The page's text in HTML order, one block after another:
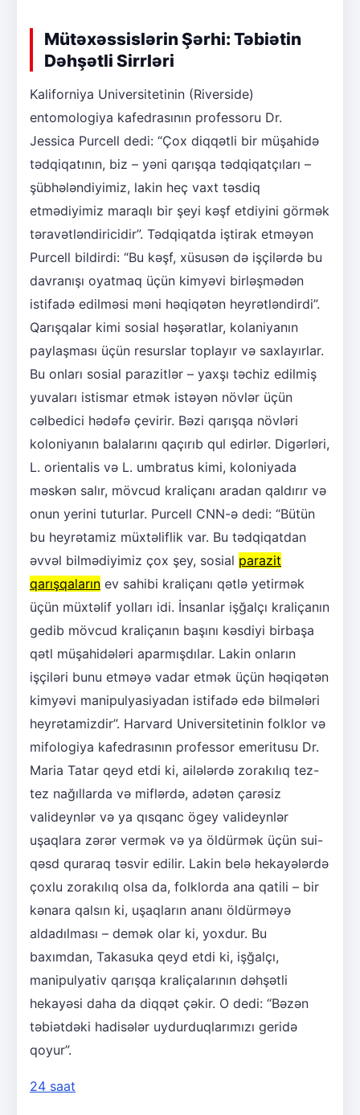
Mütəxəssislərin Şərhi: Təbiətin
Dəhşətli Sirrləri
Kaliforniya Universitetinin (Riverside)
entomologiya kafedrasının professoru Dr.
Jessica Purcell dedi: “Çox diqqətli bir müşahidə
tədqiqatının, biz – yəni qarışqa tədqiqatçıları –
şübhələndiyimiz, lakin heç vaxt təsdiq
etmədiyimiz maraqlı bir şeyi kəşf etdiyini görmək
təravətləndiricidir”. Tədqiqatda iştirak etməyən
Purcell bildirdi: “Bu kəşf, xüsusən də işçilərdə bu
davranışı oyatmaq üçün kimyəvi birləşmədən
istifadə edilməsi məni həqiqətən heyrətləndirdi”.
Qarışqalar kimi sosial həşəratlar, kolaniyanın
paylaşması üçün resurslar toplayır və saxlayırlar.
Bu onları sosial parazitlər – yaxşı təchiz edilmiş
yuvaları istismar etmək istəyən növlər üçün
cəlbedici hədəfə çevirir. Bəzi qarışqa növləri
koloniyanın balalarını qaçırıb qul edirlər. Digərləri,
L. orientalis və L. umbratus kimi, koloniyada
məskən salır, mövcud kraliçanı aradan qaldırır və
onun yerini tuturlar. Purcell CNN-ə dedi: “Bütün
bu heyrətamiz müxtəliflik var. Bu tədqiqatdan
əvvəl bilmədiyimiz çox şey, sosial parazit
qarışqaların ev sahibi kraliçanı qətlə yetirmək
üçün müxtəlif yolları idi. İnsanlar işğalçı kraliçanın
gedib mövcud kraliçanın başını kəsdiyi birbaşa
qətl müşahidələri aparmışdılar. Lakin onların
işçiləri bunu etməyə vadar etmək üçün həqiqətən
kimyəvi manipulyasiyadan istifadə edə bilmələri
heyrətamizdir”. Harvard Universitetinin folklor və
mifologiya kafedrasının professor emeritusu Dr.
Maria Tatar qeyd etdi ki, ailələrdə zorakılıq tez-
tez nağıllarda və miflərdə, adətən çarəsiz
valideynlər və ya qısqanc ögey valideynlər
uşaqlara zərər vermək və ya öldürmək üçün sui-
qəsd quraraq təsvir edilir. Lakin belə hekayələrdə
çoxlu zorakılıq olsa da, folklorda ana qatili – bir
kənara qalsın ki, uşaqların ananı öldürməyə
aldadılması – demək olar ki, yoxdur. Bu
baxımdan, Takasuka qeyd etdi ki, işğalçı,
manipulyativ qarışqa kraliçalarının dəhşətli
hekayəsi daha da diqqət çəkir. O dedi: “Bəzən
təbiətdəki hadisələr uydurduqlarımızı geridə
qoyur”.
24 saat